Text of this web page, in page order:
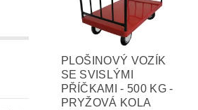
PLOŠINOVÝ VOZÍK
SE SVISLÝMI
PŘÍČKAMI - 500 KG -
PRYŽOVÁ KOLA